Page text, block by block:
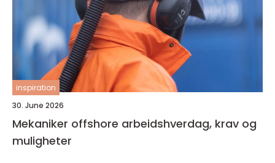
inspiration
30. June 2026
Mekaniker offshore arbeidshverdag, krav og
muligheter